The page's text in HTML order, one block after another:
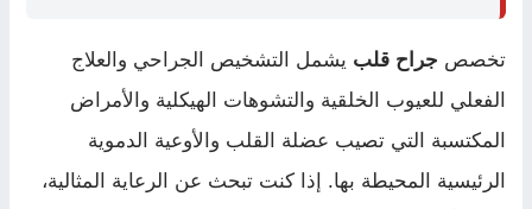
تخصص جراح قلب يشمل التشخيص الجراحي والعلاج
الفعلي للعيوب الخلقية والتشوهات الهيكلية والأمراض
المكتسبة التي تصيب عضلة القلب والأوعية الدموية
الرئيسية المحيطة بها. إذا كنت تبحث عن الرعاية المثالية،